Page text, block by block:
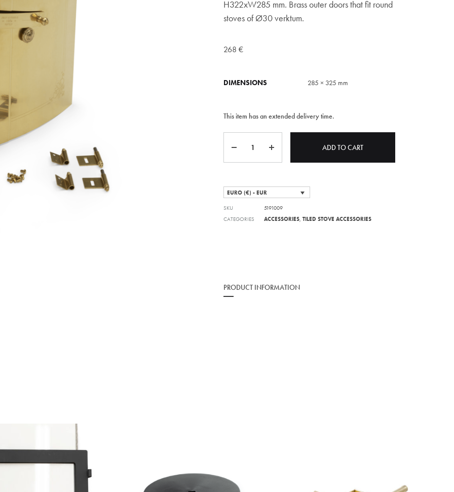
H322xW285 mm. Brass outer doors that fit round
stoves of Ø30 verktum.
268€
DIMENSIONS 285 × 325 mm
This item has an extended delivery time.
ADD TO CART
EURO (€) - EUR
SKU
5191009
CATEGORIES
ACCESSORIES,TILED STOVE ACCESSORIES
PRODUCT INFORMATION